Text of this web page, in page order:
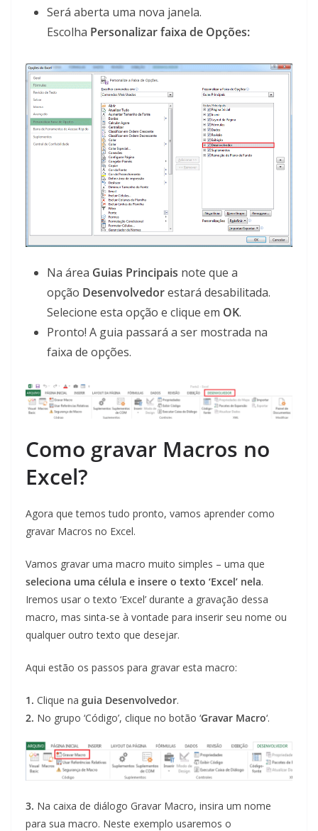
Será aberta uma nova janela.
Escolha Personalizarfaixa de Opções:
Na área Guias Principais note que a
opção Desenvolvedorestará desabilitada.
Selecione esta opção e clique em OK.
Pronto! A guia passará a ser mostrada na
faixa de opções.
Como gravar Macros no
Excel?
Agora que temos tudo pronto, vamos aprender como
gravar Macros no Excel.
Vamos gravar uma macro muito simples – uma que
seleciona uma célula e insere o texto ‘Excel’ nela.
Iremos usar o texto ‘Excel’ durante a gravação dessa
macro, mas sinta-se à vontade para inserir seu nome ou
qualquer outro texto que desejar.
Aqui estão os passos para gravar esta macro:
1. Clique na guia Desenvolvedor.
2. No grupo ‘Código’, clique no botão ‘Gravar Macro‘.
3. Na caixa de diálogo Gravar Macro, insira um nome
para sua macro. Neste exemplo usaremos o